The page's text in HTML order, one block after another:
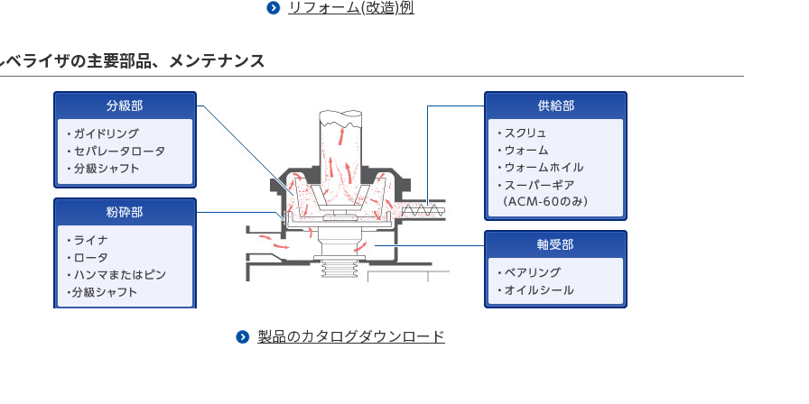
リフォーム(改造)例
ライザの主要部品、メンテナンス
製品のカタログダウンロード